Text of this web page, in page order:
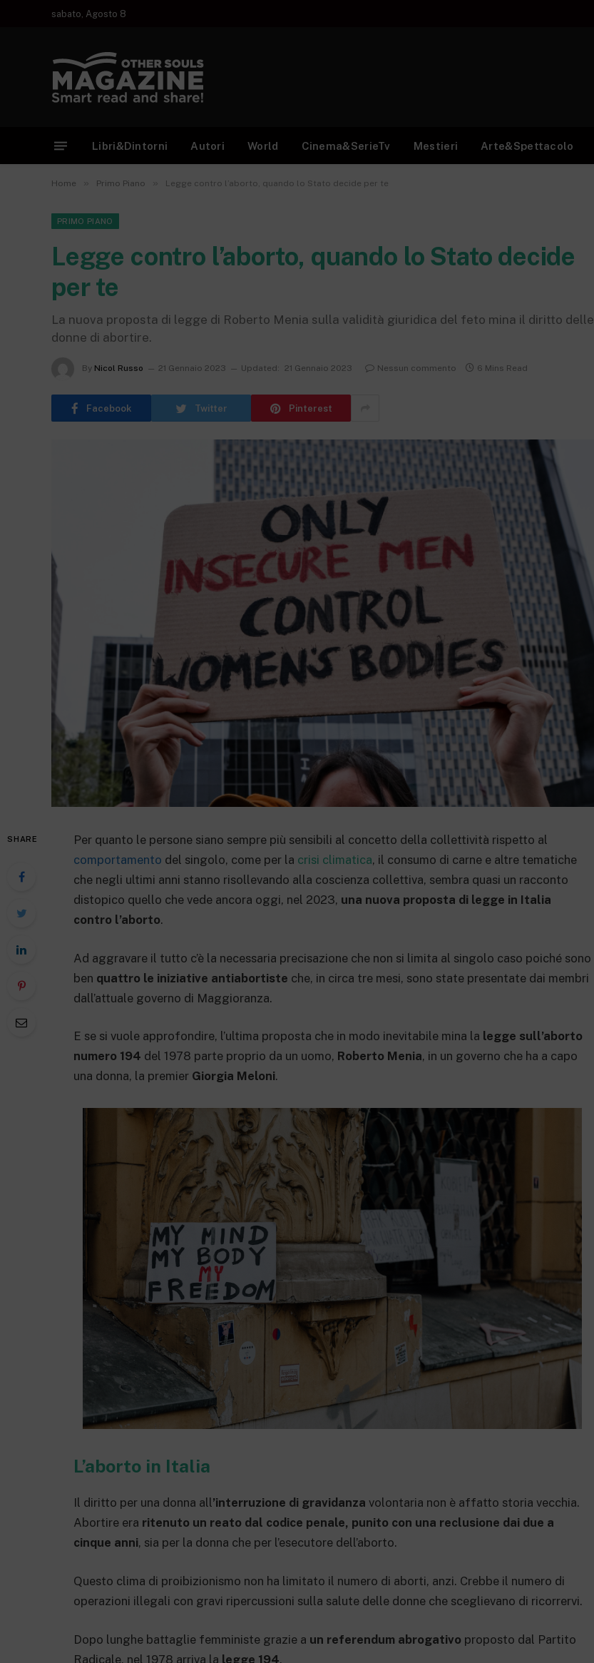
sabato, Agosto 8
Libri&Dintorni Autori World Cinema&SerieTv Mestieri Arte&Spettacolo
Home » Primo Piano » Legge contro l’aborto, quando lo Stato decide per te
PRIMO PIANO
Legge contro l’aborto, quando lo Stato decide
per te
La nuova proposta di legge di Roberto Menia sulla validità giuridica del feto mina il diritto delle
donne di abortire.
By Nicol Russo 21 Gennaio 2023 Updated: 21 Gennaio 2023 Nessun commento 6 Mins Read
Facebook Twitter Pinterest
SHARE
Per quanto le persone siano sempre più sensibili al concetto della collettività rispetto al
comportamento del singolo, come per la crisi climatica, il consumo di carne e altre tematiche
che negli ultimi anni stanno risollevando alla coscienza collettiva, sembra quasi un racconto
distopico quello che vede ancora oggi, nel 2023, una nuova proposta di legge in Italia
contro l’aborto.
Ad aggravare il tutto c’è la necessaria precisazione che non si limita al singolo caso poiché sono
ben quattro le iniziative antiabortiste che, in circa tre mesi, sono state presentate dai membri
dall’attuale governo di Maggioranza.
E se si vuole approfondire, l’ultima proposta che in modo inevitabile mina la legge sull’aborto
numero 194 del 1978 parte proprio da un uomo, Roberto Menia, in un governo che ha a capo
una donna, la premier Giorgia Meloni.
L’aborto in Italia
Il diritto per una donna all’interruzione di gravidanza volontaria non è affatto storia vecchia.
Abortire era ritenuto un reato dal codice penale, punito con una reclusione dai due a
cinque anni, sia per la donna che per l’esecutore dell’aborto.
Questo clima di proibizionismo non ha limitato il numero di aborti, anzi. Crebbe il numero di
operazioni illegali con gravi ripercussioni sulla salute delle donne che sceglievano di ricorrervi.
Dopo lunghe battaglie femministe grazie a un referendum abrogativo proposto dal Partito
Radicale, nel 1978 arriva la legge 194.